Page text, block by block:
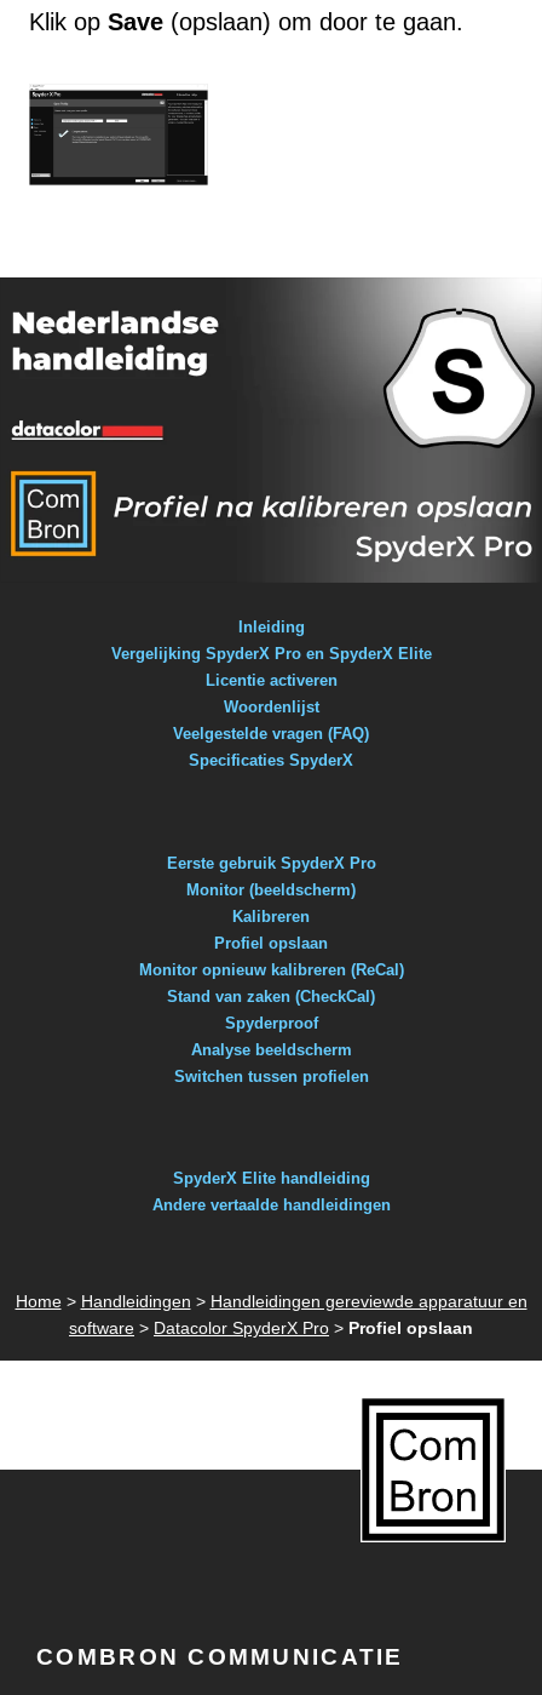
Klik op Save (opslaan) om door te gaan.
Inleiding
Vergelijking SpyderX Pro en SpyderX Elite
Licentie activeren
Woordenlijst
Veelgestelde vragen (FAQ)
Specificaties SpyderX
Eerste gebruik SpyderX Pro
Monitor (beeldscherm)
Kalibreren
Profiel opslaan
Monitor opnieuw kalibreren (ReCal)
Stand van zaken (CheckCal)
Spyderproof
Analyse beeldscherm
Switchen tussen profielen
SpyderX Elite handleiding
Andere vertaalde handleidingen
Home> Handleidingen > Handleidingen gereviewde apparatuur en
software > Datacolor SpyderX Pro > Profiel opslaan
COMBRON COMMUNICATIE